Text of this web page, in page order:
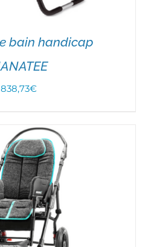
bain handicap
838,73€